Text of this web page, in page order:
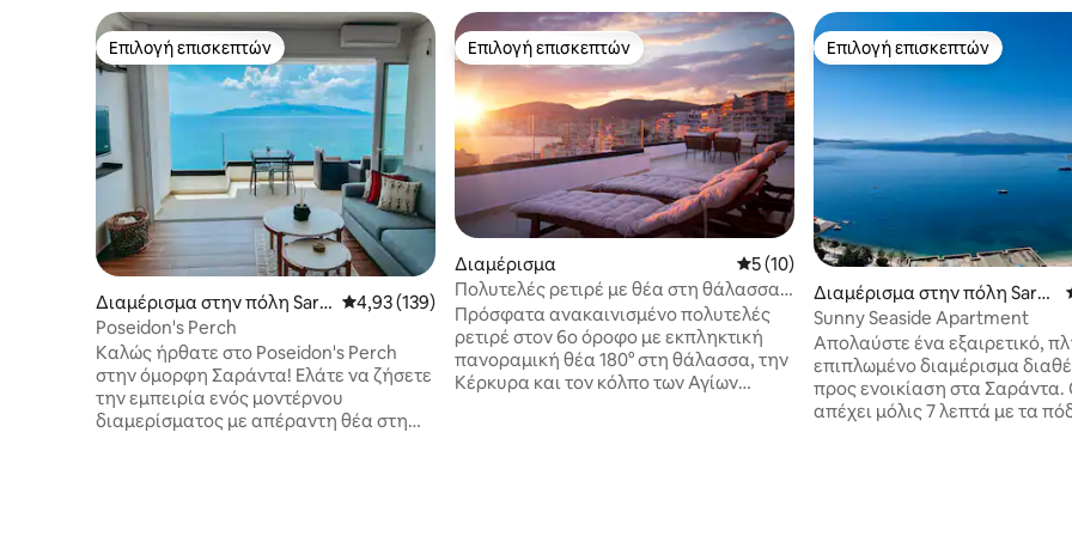
Επιλογή επισκεπτών
Επιλογή επισκεπτών
Διαμέρισμα στην πόλη Sara
ndë
Μέση βαθμολογία: 4,93 στα 5, 139 κριτικές
4,93 (139)
Poseidon's Perch
Καλώς ήρθατε στο Poseidon's Perch
στην όμορφη Σαράντα! Ελάτε να ζήσετε
την εμπειρία ενός μοντέρνου
διαμερίσματος με απέραντη θέα στη
Επιλογή επισκεπτών
Επιλογή επισκεπτών
Διαμέρισμα Μέση βαθμολογία: 5 στα 5, 10 κριτικές
5 (10)
Πολυτελές ρετιρέ με θέα στη θάλασσα •
Τεράστια βεράντα • Γκαράζ
Πρόσφατα ανακαινισμένο πολυτελές
ρετιρέ στον 6ο όροφο με εκπληκτική
πανοραμική θέα 180° στη θάλασσα, την
Κέρκυρα και τον κόλπο των Αγίων
Επιλογή επισκεπτών
Επιλογή επισκεπτών
Διαμέρισμα στην πόλη Sara
ndë
Sunny Seaside Apartment
Απολαύστε ένα εξαιρετικό,
επιπλωμένο διαμέρισμα
προς ενοικίαση στα
απέχει μόλις 7 λεπτά με τα